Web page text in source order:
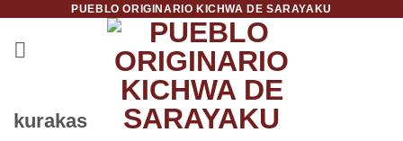
contenido
PUEBLO ORIGINARIO KICHWA DE SARAYAKU
kurakas